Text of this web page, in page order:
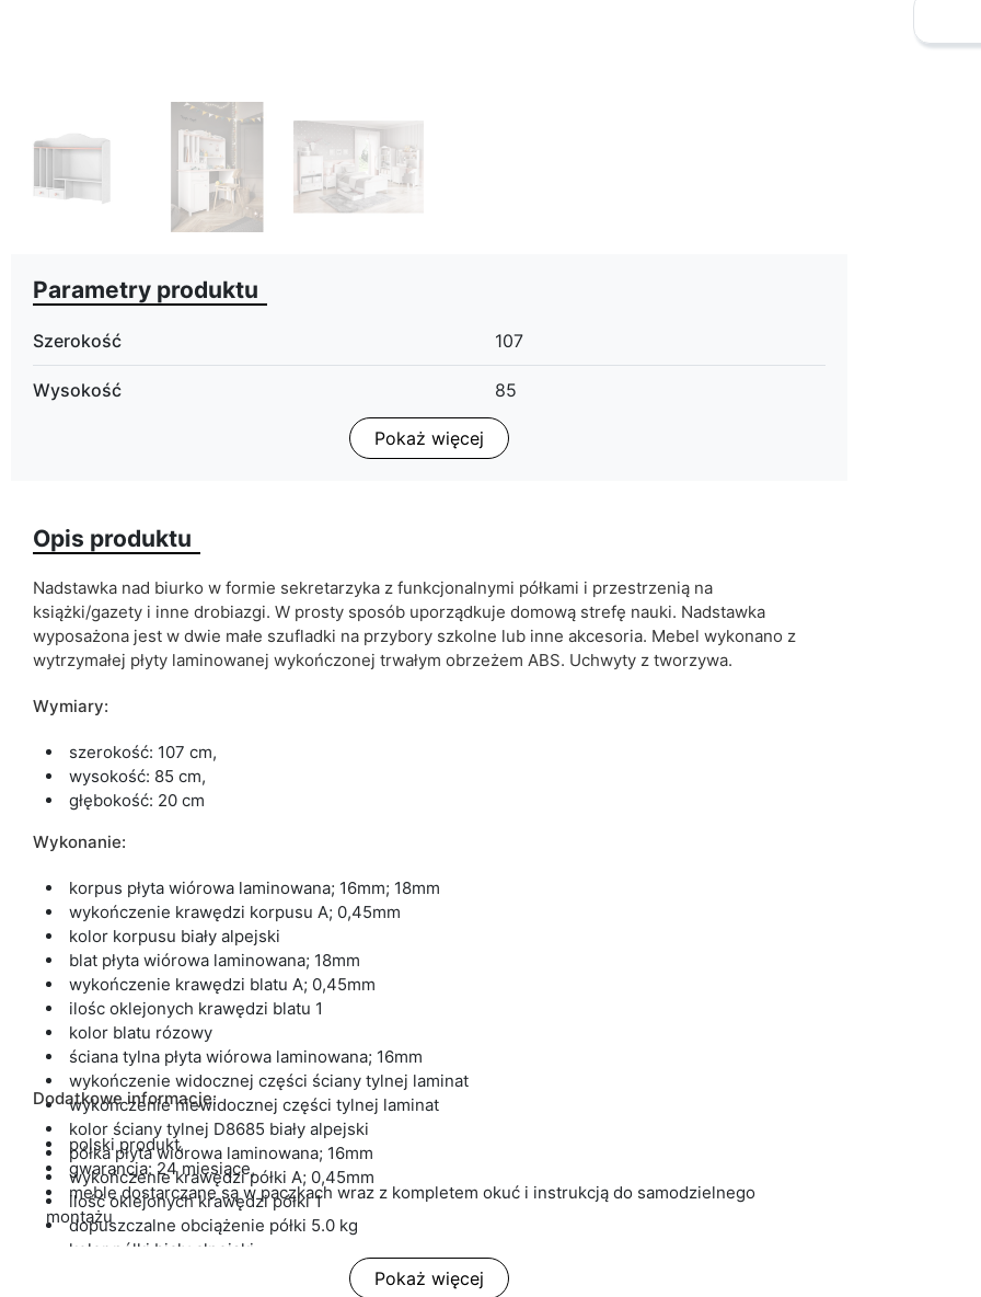
Parametry produktu
Szerokość 107
Wysokość 85
20
Kolorystyka
ean13 5905723950395
Termin dostawy: 17 dni roboczych
Pokaż więcej
Opis produktu
Nadstawka nad biurko w formie sekretarzyka z funkcjonalnymi półkami i przestrzenią na
książki/gazety i inne drobiazgi. W prosty sposób uporządkuje domową strefę nauki. Nadstawka
wyposażona jest w dwie małe szufladki na przybory szkolne lub inne akcesoria. Mebel wykonano z
wytrzymałej płyty laminowanej wykończonej trwałym obrzeżem ABS. Uchwyty z tworzywa.
Wymiary:
szerokość: 107 cm,
wysokość: 85 cm,
głębokość: 20 cm
Wykonanie:
korpus płyta wiórowa laminowana; 16mm; 18mm
wykończenie krawędzi korpusu A; 0,45mm
kolor korpusu biały alpejski
blat płyta wiórowa laminowana; 18mm
wykończenie krawędzi blatu A; 0,45mm
ilośc oklejonych krawędzi blatu 1
kolor blatu rózowy
ściana tylna płyta wiórowa laminowana; 16mm
wykończenie widocznej części ściany tylnej laminat
wykończenie niewidocznej części tylnej laminat
kolor ściany tylnej D8685 biały alpejski
półka płyta wiórowa laminowana; 16mm
wykończenie krawędzi półki A; 0,45mm
ilość oklejonych krawędzi półki 1
dopuszczalne obciążenie półki 5.0 kg
kolor półki biały alpejski
Dodatkowe informacje:
polski produkt,
gwarancja: 24 miesiące,
meble dostarczane są w paczkach wraz z kompletem okuć i instrukcją do samodzielnego
montażu
Pokaż więcej